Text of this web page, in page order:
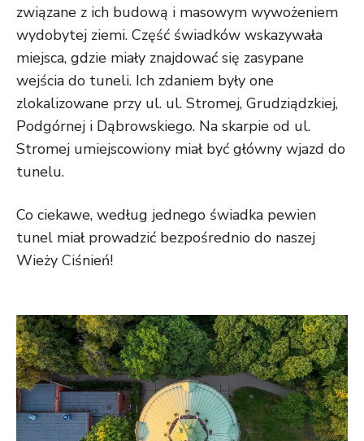
związane z ich budową i masowym wywożeniem
wydobytej ziemi. Część świadków wskazywała
miejsca, gdzie miały znajdować się zasypane
wejścia do tuneli. Ich zdaniem były one
zlokalizowane przy ul. ul. Stromej, Grudziądzkiej,
Podgórnej i Dąbrowskiego. Na skarpie od ul.
Stromej umiejscowiony miał być główny wjazd do
tunelu.
Co ciekawe, według jednego świadka pewien
tunel miał prowadzić bezpośrednio do naszej
Wieży Ciśnień!